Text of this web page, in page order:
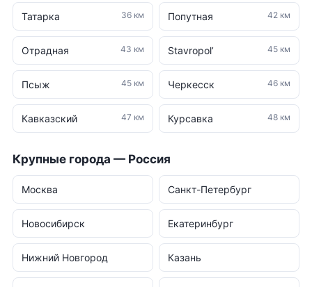
Татарка 36 км Попутная 42 км
Отрадная 43 км Stavropol’ 45 км
Псыж 45 км Черкесск 46 км
Кавказский 47 км Курсавка 48 км
Крупные города — Россия
Москва Санкт-Петербург
Новосибирск Екатеринбург
Нижний Новгород Казань